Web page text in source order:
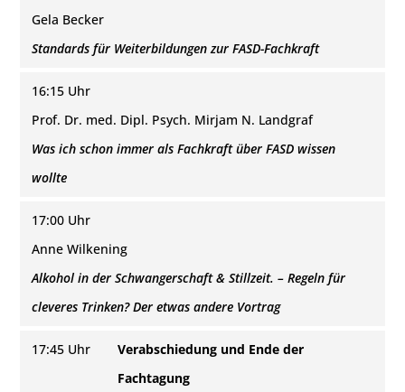
Gela Becker
Standards für Weiterbildungen zur FASD-Fachkraft
16:15 Uhr
Prof. Dr. med. Dipl. Psych. Mirjam N. Landgraf
Was ich schon immer als Fachkraft über FASD wissen
wollte
17:00 Uhr
Anne Wilkening
Alkohol in der Schwangerschaft & Stillzeit. – Regeln für
cleveres Trinken? Der etwas andere Vortrag
17:45 Uhr
Verabschiedung und Ende der
Fachtagung